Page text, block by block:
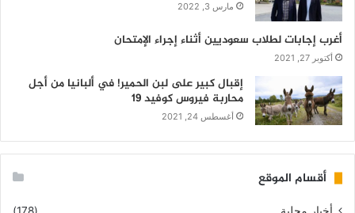
مارس 3, 2022
أغرب إجابات لطلاب سعوديين أثناء إجراء الإمتحان
أكتوبر 27, 2021
إقبال كبير على لبن الحمير! في ألبانيا من أجل
محاربة فيروس كوفيد 19
أغسطس 24, 2021
أقسام الموقع
أخبار محلية
(178)